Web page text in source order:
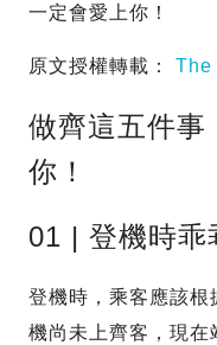
一定會愛上你！
原文授權轉載： The
做齊這五件事
你！
01 | 登機時乖
登機時，乘客應該根
機尚未上齊客，現在